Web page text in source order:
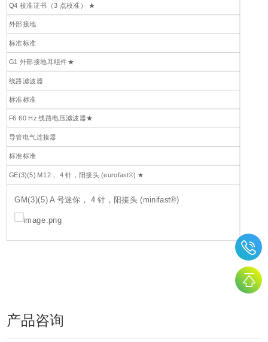
Q4 校准证书（3 点校准） ★
外部接地
标准标准
G1 外部接地耳组件★
线路滤波器
标准标准
F6 60 Hz 线路电压滤波器★
导管电气连接器
标准标准
GE(3)(5) M12， 4 针，阳接头 (eurofast®) ★
GM(3)(5) A 号迷你， 4 针，阳接头 (minifast®)
产品咨询